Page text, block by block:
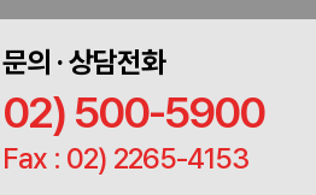
문의 · 상담전화
02) 500-5900
Fax : 02) 2265-4153